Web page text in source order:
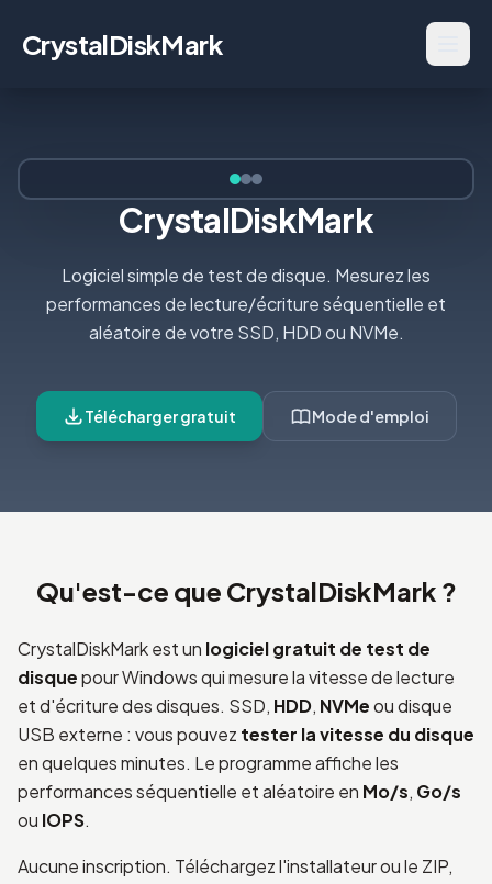
CrystalDiskMark
CrystalDiskMark
Logiciel simple de test de disque. Mesurez les
performances de lecture/écriture séquentielle et
aléatoire de votre SSD, HDD ou NVMe.
Télécharger gratuit Mode d'emploi
Qu'est-ce que CrystalDiskMark ?
CrystalDiskMark est un logiciel gratuit de test de
disquepour Windows qui mesure la vitesse de lecture
et d'écriture des disques. SSD, HDD, NVMeou disque
USB externe : vous pouvez tester la vitesse du disque
en quelques minutes. Le programme affiche les
performances séquentielle et aléatoire en Mo/s, Go/s
ou IOPS.
Aucune inscription. Téléchargez l'installateur ou le ZIP,